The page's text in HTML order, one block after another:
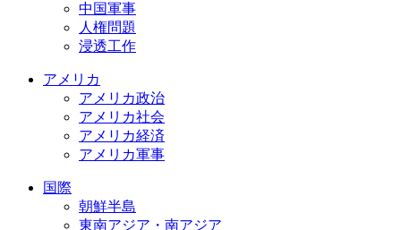
中国軍事
人権問題
浸透工作
アメリカ
アメリカ政治
アメリカ社会
アメリカ経済
アメリカ軍事
国際
朝鮮半島
東南アジア・南アジア